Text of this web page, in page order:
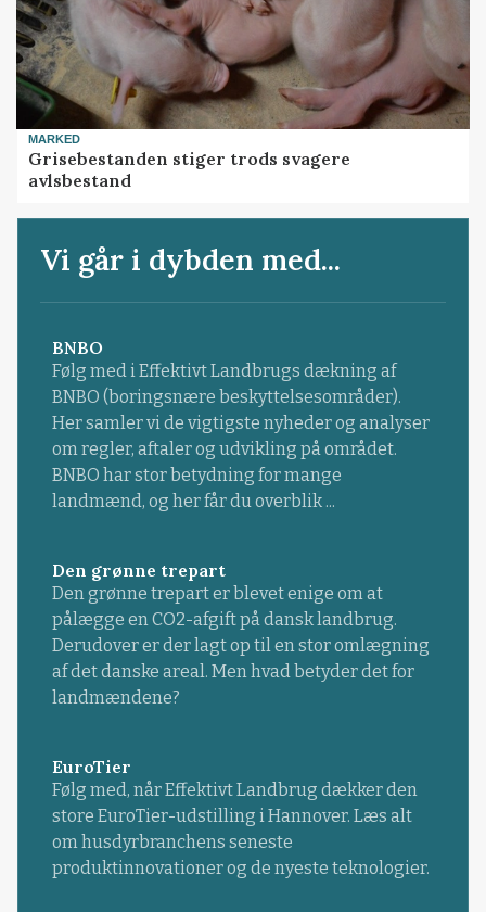
MARKED
Grisebestanden stiger trods svagere
avlsbestand
Vi går i dybden med...
BNBO
Følg med i Effektivt Landbrugs dækning af
BNBO (boringsnære beskyttelsesområder).
Her samler vi de vigtigste nyheder og analyser
om regler, aftaler og udvikling på området.
BNBO har stor betydning for mange
landmænd, og her får du overblik ...
Den grønne trepart
Den grønne trepart er blevet enige om at
pålægge en CO2-afgift på dansk landbrug.
Derudover er der lagt op til en stor omlægning
af det danske areal. Men hvad betyder det for
landmændene?
EuroTier
Følg med, når Effektivt Landbrug dækker den
store EuroTier-udstilling i Hannover. Læs alt
om husdyrbranchens seneste
produktinnovationer og de nyeste teknologier.